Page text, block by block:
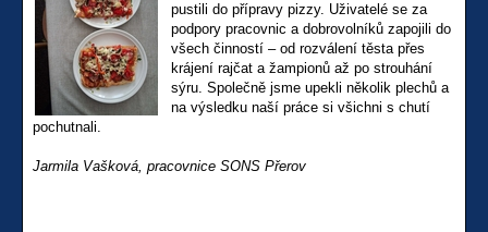
pustili do přípravy pizzy. Uživatelé se za
podpory pracovnic a dobrovolníků zapojili do
všech činností – od rozválení těsta přes
krájení rajčat a žampionů až po strouhání
sýru. Společně jsme upekli několik plechů a
na výsledku naší práce si všichni s chutí
pochutnali.
Jarmila Vašková, pracovnice SONS Přerov